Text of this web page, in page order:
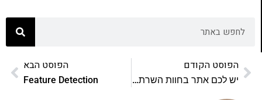
הפוסט הקודם
יש לכם אתר בחוות השרתים של 013 נטוויז'ן? אתם בבעיה
הפוסט הבא
Feature Detection